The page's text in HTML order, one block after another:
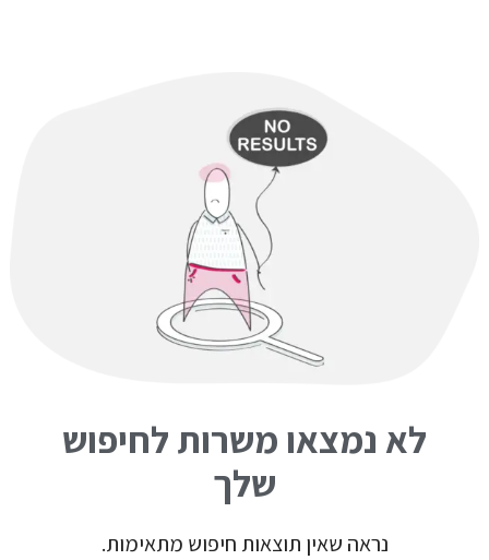
לא נמצאו משרות לחיפוש
שלך
נראה שאין תוצאות חיפוש מתאימות.